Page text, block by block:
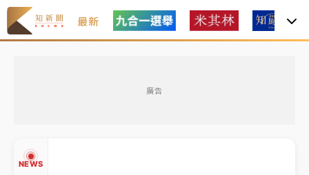
最新
廣告
NEWS
處置制度大變革！ 證交所今起縮短股票「關禁閉」天
數與撮合時間